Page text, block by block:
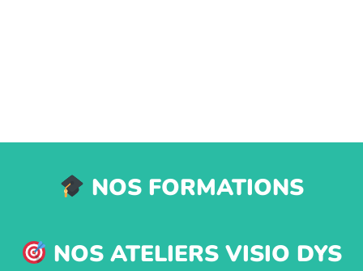
NOS FORMATIONS
NOS ATELIERS VISIO DYS